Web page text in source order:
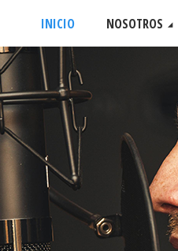
INICIO NOSOTROS